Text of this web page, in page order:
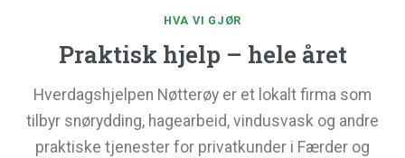
HVA VI GJØR
Praktisk hjelp – hele året
Hverdagshjelpen Nøtterøy er et lokalt firma som
tilbyr snørydding, hagearbeid, vindusvask og andre
praktiske tjenester for privatkunder i Færder og